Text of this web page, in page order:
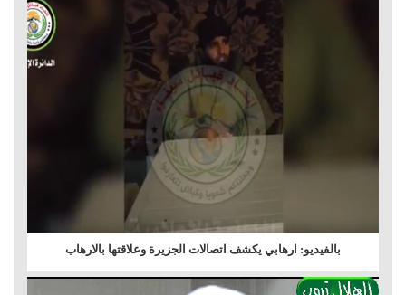
بالفيديو: ارهابي يكشف اتصالات الجزيرة وعلاقتها بالارهاب